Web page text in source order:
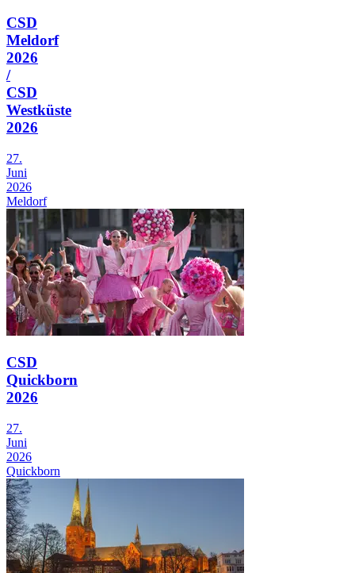
CSD
Meldorf
2026
/
CSD
Westküste
2026
27.
Juni
2026
Meldorf
CSD
Quickborn
2026
27.
Juni
2026
Quickborn